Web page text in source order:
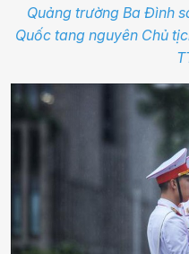
Quảng trường Ba Đình
Quốc tang nguyên Chủ